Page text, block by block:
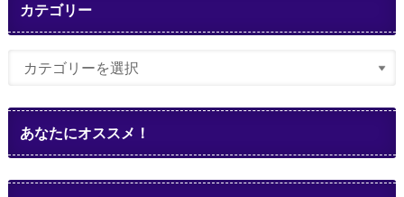
カテゴリー
あなたにオススメ！